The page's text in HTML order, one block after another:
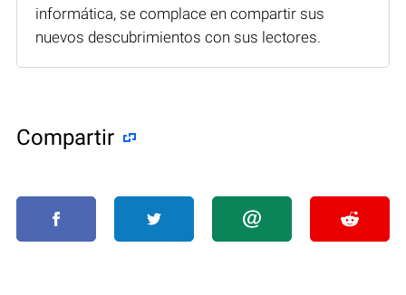
informática, se complace en compartir sus
nuevos descubrimientos con sus lectores.
Compartir